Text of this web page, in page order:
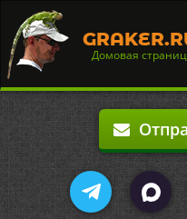
Домовая